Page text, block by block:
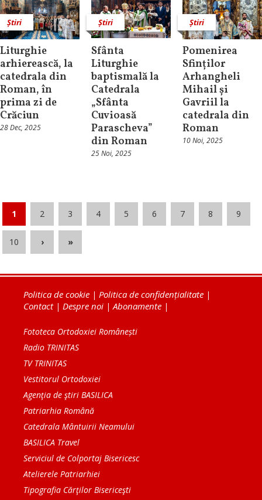
Știri
Liturghie
arhierească, la
catedrala din
Roman, în
prima zi de
Crăciun
28 Dec, 2025
Știri
Sfânta
Liturghie
baptismală la
Catedrala
„Sfânta
Cuvioasă
Parascheva”
din Roman
25 Noi, 2025
Știri
Pomenirea
Sfinților
Arhangheli
Mihail și
Gavriil la
catedrala din
Roman
10 Noi, 2025
1 2 3 4 5 6 7 8 9
10 › »
Politica de cookie | Politica de confidențialitate |
Contact| Despre noi |Abonamente |
Fototeca Ortodoxiei Românești
Radio TRINITAS
TV TRINITAS
Vestitorul Ortodoxiei
Agenţia de ştiri BASILICA
Patriarhia Română
Catedrala Mântuirii Neamului
BASILICA Travel
Serviciul de Colportaj Bisericesc
Atelierele Patriarhiei
Tipografia Cărţilor Bisericeşti